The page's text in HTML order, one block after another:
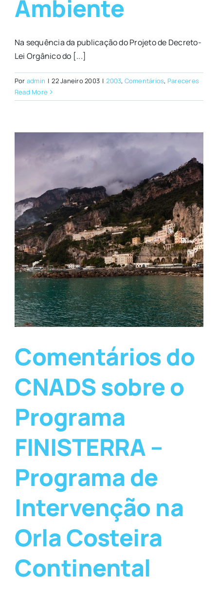
Ambiente
Na sequência da publicação do Projeto de Decreto-
Lei Orgânico do [...]
Por admin | 22 Janeiro 2003 | 2003, Comentários, Pareceres
Read More
Comentários do
CNADS sobre o
Programa
FINISTERRA –
Programa de
Intervenção na
Orla Costeira
Continental